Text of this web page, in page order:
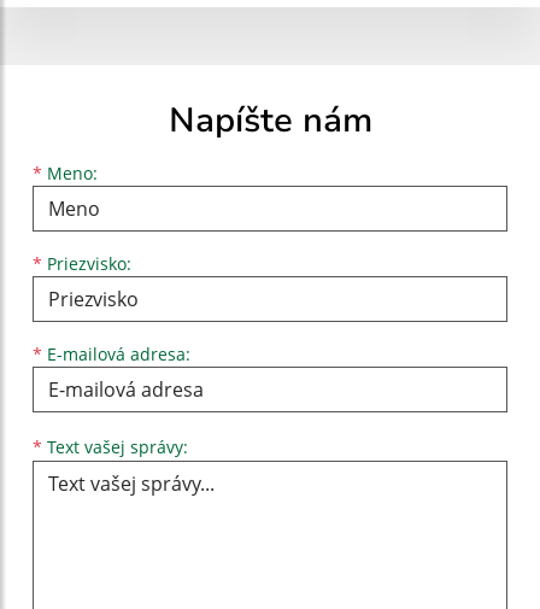
Napíšte nám
* Meno:
Meno
* Priezvisko:
Priezvisko
* E-mailová adresa:
E-mailová adresa
* Text vašej správy: